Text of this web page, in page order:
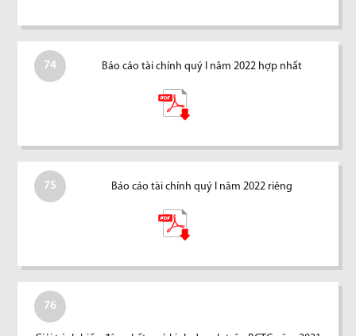
74 Báo cáo tài chính quý I năm 2022 hợp nhất
75 Báo cáo tài chính quý I năm 2022 riêng
76